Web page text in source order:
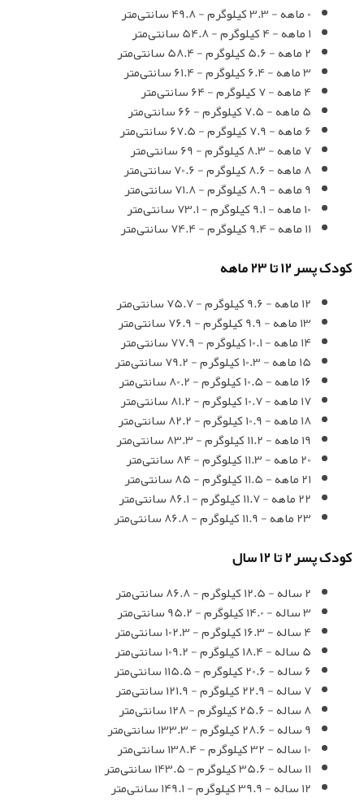
0 ماهه - 3.3 کیلوگرم - 49.8 سانتی‌متر
1 ماهه - 4 کیلوگرم - 54.8 سانتی‌متر
2 ماهه - 5.6 کیلوگرم - 58.4 سانتی‌متر
3 ماهه - 6.4 کیلوگرم - 61.4 سانتی‌متر
4 ماهه - 7 کیلوگرم - 64 سانتی‌متر
5 ماهه - 7.5 کیلوگرم - 66 سانتی‌متر
6 ماهه - 7.9 کیلوگرم - 67.5 سانتی‌متر
7 ماهه - 8.3 کیلوگرم - 69 سانتی‌متر
8 ماهه - 8.6 کیلوگرم - 70.6 سانتی‌متر
9 ماهه - 8.9 کیلوگرم - 71.8 سانتی‌متر
10 ماهه - 9.1 کیلوگرم - 73.1 سانتی‌متر
11 ماهه - 9.4 کیلوگرم - 74.4 سانتی‌متر
کودک پسر 12 تا 23 ماهه
12 ماهه - 9.6 کیلوگرم - 75.7 سانتی‌متر
13 ماهه - 9.9 کیلوگرم - 76.9 سانتی‌متر
14 ماهه - 10.1 کیلوگرم - 77.9 سانتی‌متر
15 ماهه - 10.3 کیلوگرم - 79.2 سانتی‌متر
16 ماهه - 10.5 کیلوگرم - 80.2 سانتی‌متر
17 ماهه - 10.7 کیلوگرم - 81.2 سانتی‌متر
18 ماهه - 10.9 کیلوگرم - 82.2 سانتی‌متر
19 ماهه - 11.2 کیلوگرم - 83.3 سانتی‌متر
20 ماهه - 11.3 کیلوگرم - 84 سانتی‌متر
21 ماهه - 11.5 کیلوگرم - 85 سانتی‌متر
22 ماهه - 11.7 کیلوگرم - 86.1 سانتی‌متر
23 ماهه - 11.9 کیلوگرم - 86.8 سانتی‌متر
کودک پسر 2 تا 12 سال
2 ساله - 12.5 کیلوگرم - 86.8 سانتی‌متر
3 ساله - 14.0 کیلوگرم - 95.2 سانتی‌متر
4 ساله - 16.3 کیلوگرم - 102.3 سانتی‌متر
5 ساله - 18.4 کیلوگرم - 109.2 سانتی‌متر
6 ساله - 20.6 کیلوگرم - 115.5 سانتی‌متر
7 ساله - 22.9 کیلوگرم - 121.9 سانتی‌متر
8 ساله - 25.6 کیلوگرم - 128 سانتی‌متر
9 ساله - 28.6 کیلوگرم - 133.3 سانتی‌متر
10 ساله - 32 کیلوگرم - 138.4 سانتی‌متر
11 ساله - 35.6 کیلوگرم - 143.5 سانتی‌متر
12 ساله - 39.9 کیلوگرم - 149.1 سانتی‌متر